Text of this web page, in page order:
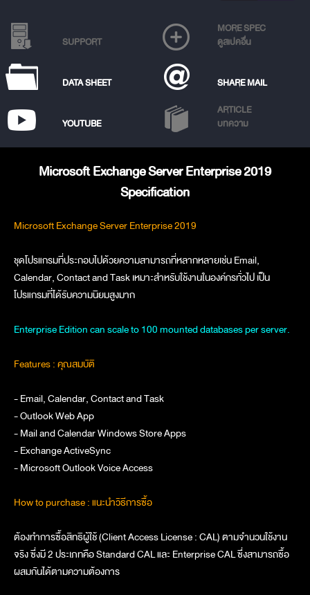
SUPPORT
MORE SPEC
ดูสเปคอื่น
DATA SHEET SHARE MAIL
YOUTUBE
ARTICLE
บทความ
Microsoft Exchange Server Enterprise 2019
Specification
Microsoft Exchange Server Enterprise 2019
ชุดโปรแกรมที่ประกอบไปด้วยความสามารถที่หลากหลายเช่น Email,
Calendar, Contact and Task เหมาะสำหรับใช้งานในองค์กรทั่วไป เป็น
โปรแกรมที่ได้รับความนิยมสูงมาก
Enterprise Edition can scale to 100 mounted databases per server.
Features : คุณสมบัติ
- Email, Calendar, Contact and Task
- Outlook Web App
- Mail and Calendar Windows Store Apps
- Exchange ActiveSync
- Microsoft Outlook Voice Access
How to purchase : แนะนำวิธีการซื้อ
ต้องทำการซื้อสิทธิผู้ใช้ (Client Access License : CAL) ตามจำนวนใช้งาน
จริง ซึ่งมี 2 ประเภทคือ Standard CAL และ Enterprise CAL ซึ่งสามารถซื้อ
ผสมกันได้ตามความต้องการ